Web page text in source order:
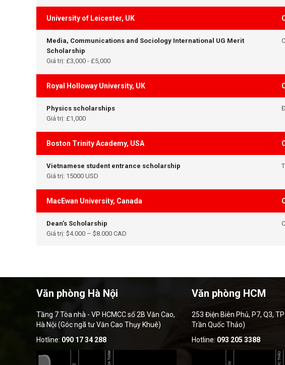
University of Leicester, UK
Media, Communications and Sociology International UG Merit
Scholarship
Giá trị: £3,000 - £5,000
Royal Holloway University, UK
Physics scholarships
Giá trị: £1,000
Boston Trinity Academy, USA
Vietnamese student entrance scholarship
Giá trị: 15000 USD
MacEwan University, Canada
Dean’s Scholarship
Giá trị: $4.000 – $8.000 CAD
Văn phòng Hà Nội
Tầng 7 Tòa nhà - VP HCMCC số 2B Văn Cao,
Hà Nội (Góc ngã tư Văn Cao Thụy Khuê)
Hotline: 090 17 34 288
Văn phòng HCM
253 Điện Biên Phủ, P7, Q3,
Trần Quốc Thảo)
Hotline: 093 205 3388